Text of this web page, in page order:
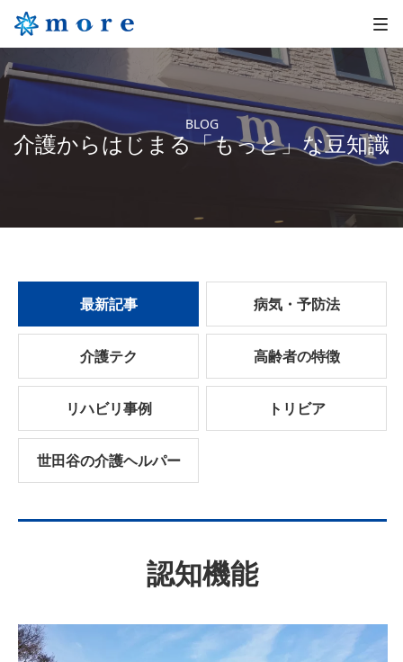
BLOG
介護からはじまる「もっと」な豆知識
最新記事 病気・予防法
介護テク 高齢者の特徴
リハビリ事例 トリビア
世田谷の介護ヘルパー
認知機能